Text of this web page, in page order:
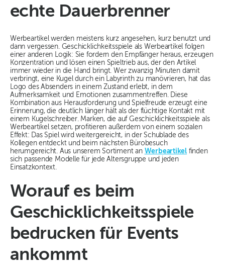
echte Dauerbrenner
Werbeartikel werden meistens kurz angesehen, kurz benutzt und
dann vergessen. Geschicklichkeitsspiele als Werbeartikel folgen
einer anderen Logik: Sie fordern den Empfänger heraus, erzeugen
Konzentration und lösen einen Spieltrieb aus, der den Artikel
immer wieder in die Hand bringt. Wer zwanzig Minuten damit
verbringt, eine Kugel durch ein Labyrinth zu manövrieren, hat das
Logo des Absenders in einem Zustand erlebt, in dem
Aufmerksamkeit und Emotionen zusammentreffen. Diese
Kombination aus Herausforderung und Spielfreude erzeugt eine
Erinnerung, die deutlich länger hält als der flüchtige Kontakt mit
einem Kugelschreiber. Marken, die auf Geschicklichkeitsspiele als
Werbeartikel setzen, profitieren außerdem von einem sozialen
Effekt: Das Spiel wird weitergereicht, in der Schublade des
Kollegen entdeckt und beim nächsten Bürobesuch
herumgereicht. Aus unserem Sortiment an Werbeartikel finden
sich passende Modelle für jede Altersgruppe und jeden
Einsatzkontext.
Worauf es beim
Geschicklichkeitsspiele
bedrucken für Events
ankommt